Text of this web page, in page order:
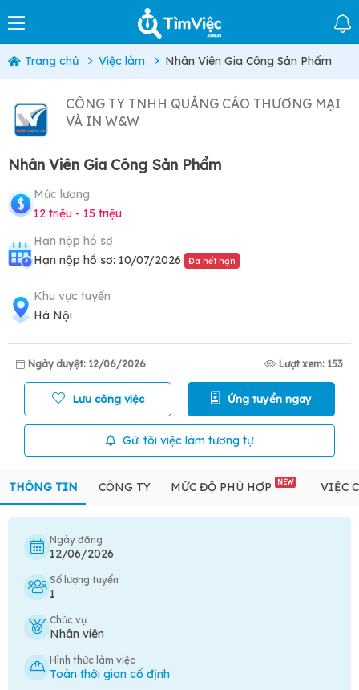
Trang chủ Việc làm Nhân Viên Gia Công Sản Phẩm
CÔNG TY TNHH QUẢNG CÁO THƯƠNG MẠI
VÀ IN W&W
Nhân Viên Gia Công Sản Phẩm
Mức lương
12 triệu - 15 triệu
Hạn nộp hồ sơ
Hạn nộp hồ sơ: 10/07/2026
Đã hết hạn
Khu vực tuyển
Hà Nội
Ngày duyệt: 12/06/2026 Lượt xem: 153
Lưu công việc Ứng tuyển ngay
Gửi tôi việc làm tương tự
THÔNG TIN CÔNG TY MỨC ĐỘ PHÙ HỢP NEW VIỆC
Ngày đăng
12/06/2026
Số lượng tuyển
1
Chức vụ
Nhân viên
Hình thức làm việc
Toàn thời gian cố định